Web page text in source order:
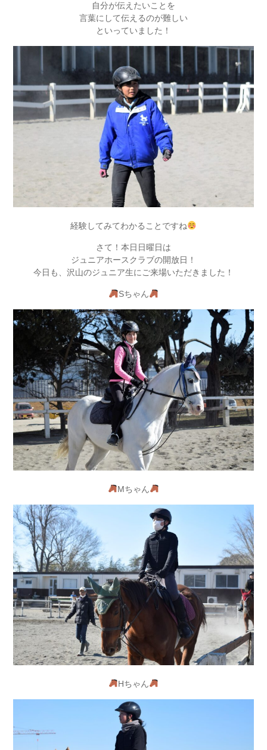
自分が伝えたいことを
言葉にして伝えるのが難しい
といっていました！
経験してみてわかることですね
さて！本日日曜日は
ジュニアホースクラブの開放日！
今日も、沢山のジュニア生にご来場いただきました！
Sちゃん
Mちゃん
Hちゃん